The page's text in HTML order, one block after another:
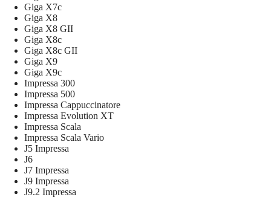
Giga X7c
Giga X8
Giga X8 GII
Giga X8c
Giga X8c GII
Giga X9
Giga X9c
Impressa 300
Impressa 500
Impressa Cappuccinatore
Impressa Evolution XT
Impressa Scala
Impressa Scala Vario
J5 Impressa
J6
J7 Impressa
J9 Impressa
J9.2 Impressa